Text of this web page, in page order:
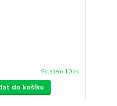
Skladem 10 ks
do košíku